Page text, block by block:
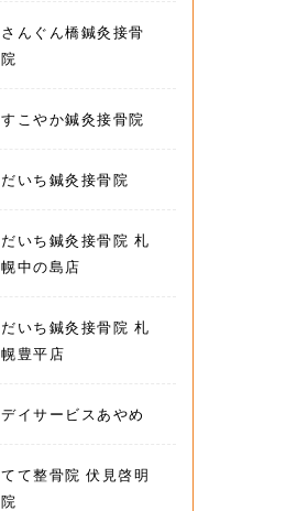
さんぐん橋鍼灸接骨
院
すこやか鍼灸接骨院
だいち鍼灸接骨院
だいち鍼灸接骨院 札
幌中の島店
だいち鍼灸接骨院 札
幌豊平店
デイサービスあやめ
てて整骨院 伏見啓明
院